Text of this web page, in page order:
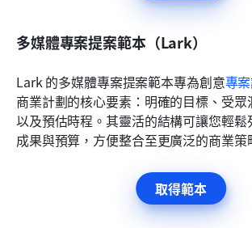
多媒體專案提案範本（Lark）
Lark 的多媒體專案提案範本專為創意專案
商業計劃的核心要素：明確的目標、受眾
以及預估時程。其靈活的結構可讓您輕
成果與預算，方便整合至更廣泛的商業策
取得範本